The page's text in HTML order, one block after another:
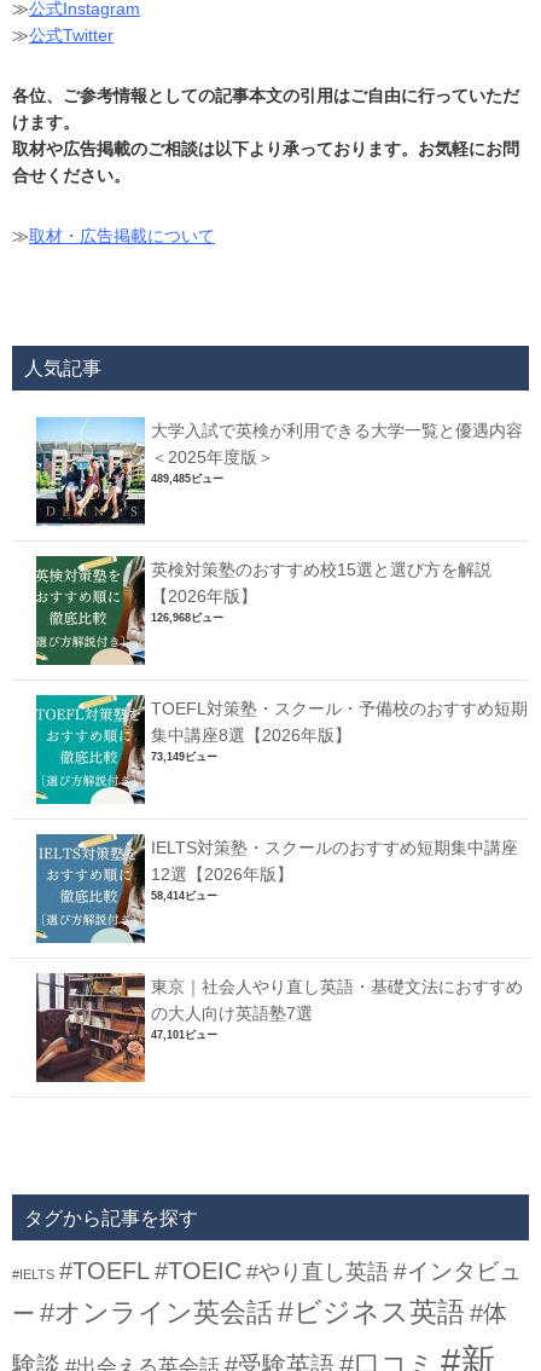
≫公式Instagram
≫公式Twitter
各位、ご参考情報としての記事本文の引用はご自由に行っていただ
けます。
取材や広告掲載のご相談は以下より承っております。お気軽にお問
合せください。
≫取材・広告掲載について
人気記事
大学入試で英検が利用できる大学一覧と優遇内容
＜2025年度版＞
489,485ビュー
英検対策塾のおすすめ校15選と選び方を解説
【2026年版】
126,968ビュー
TOEFL対策塾・スクール・予備校のおすすめ短期
集中講座8選【2026年版】
73,149ビュー
IELTS対策塾・スクールのおすすめ短期集中講座
12選【2026年版】
58,414ビュー
東京｜社会人やり直し英語・基礎文法におすすめ
の大人向け英語塾7選
47,101ビュー
タグから記事を探す
#IELTS #TOEFL#TOEIC #やり直し英語 #インタビュ
ー #オンライン英会話 #ビジネス英語#体
験談
#受験英語#口コミ #新